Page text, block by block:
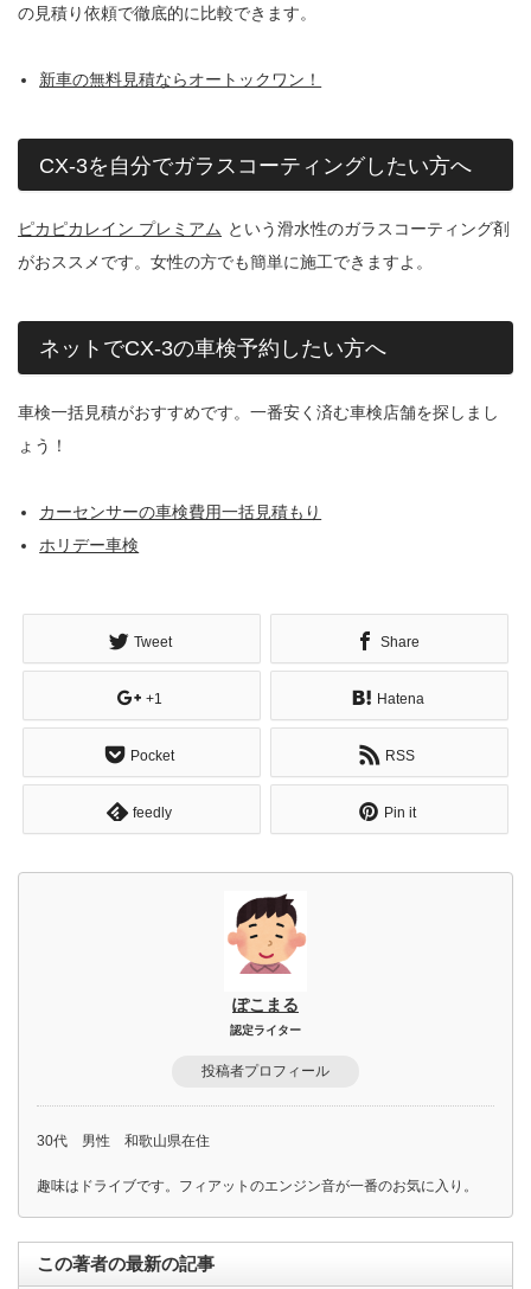
の見積り依頼で徹底的に比較できます。
新車の無料見積ならオートックワン！
CX-3を自分でガラスコーティングしたい方へ
ピカピカレイン プレミアム という滑水性のガラスコーティング剤
がおススメです。女性の方でも簡単に施工できますよ。
ネットでCX-3の車検予約したい方へ
車検一括見積がおすすめです。一番安く済む車検店舗を探しまし
ょう！
カーセンサーの車検費用一括見積もり
ホリデー車検
Tweet Share
+1 Hatena
Pocket RSS
feedly Pin it
ぽこまる
認定ライター
投稿者プロフィール
30代 男性 和歌山県在住
趣味はドライブです。フィアットのエンジン音が一番のお気に入り。
この著者の最新の記事